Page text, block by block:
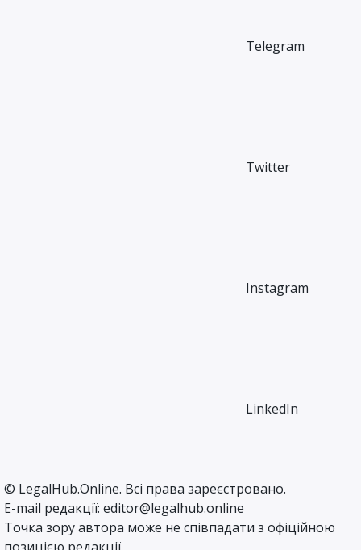
Telegram
Twitter
Instagram
LinkedIn
© LegalHub.Online. Всі права зареєстровано.
E-mail редакції: editor@legalhub.online
Точка зору автора може не співпадати з офіційною